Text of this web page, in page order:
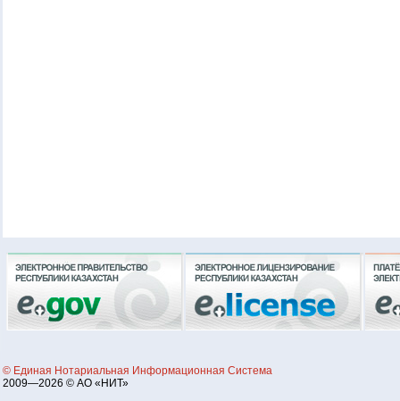
© Единая Нотариальная Информационная Система
2009—2026 © АО «НИТ»